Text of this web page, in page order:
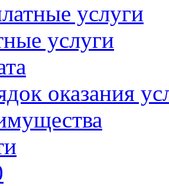
услуги
услуги
оказания